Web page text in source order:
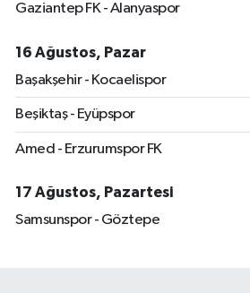
Gaziantep FK - Alanyaspor
16 Ağustos, Pazar
Başakşehir - Kocaelispor
Beşiktaş - Eyüpspor
Amed - Erzurumspor FK
17 Ağustos, Pazartesi
Samsunspor - Göztepe